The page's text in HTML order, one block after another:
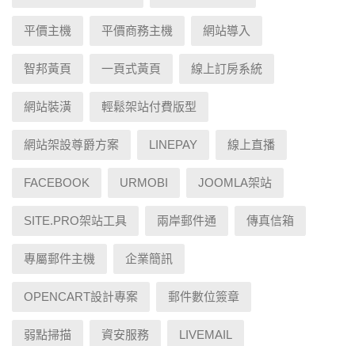
平價主機 平價商務主機 網站導入
智邦黃頁 一頁式黃頁 線上訂房系統
網站裝潢 輕鬆架站付費版型
網站架設尊爵方案 LINEPAY 線上直播
FACEBOOK URMOBI JOOMLA架站
SITE.PRO架站工具 兩岸郵件通 傳真信箱
專屬郵件主機 企業簡訊
OPENCART設計專案 郵件數位簽章
弱點掃描 資安服務 LIVEMAIL